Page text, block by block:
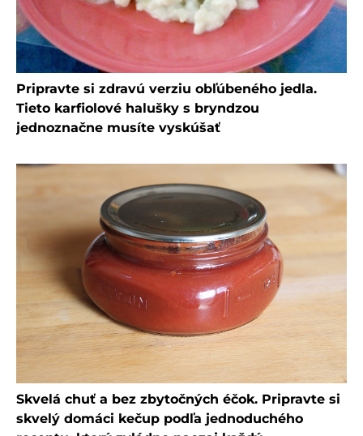
Pripravte si zdravú verziu obľúbeného jedla.
Tieto karfiolové halušky s bryndzou
jednoznačne musíte vyskúšať
Skvelá chuť a bez zbytočných éčok. Pripravte si
skvelý domáci kečup podľa jednoduchého